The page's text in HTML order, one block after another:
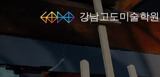
강남고도미술학원